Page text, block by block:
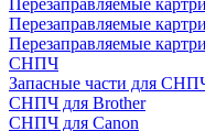
Перезаправляемые
Перезаправляемые
Перезаправляемые
СНПЧ
Запасные части для
СНПЧ для Brother
СНПЧ для Canon